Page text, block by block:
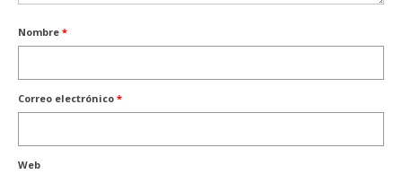
Nombre *
Correo electrónico *
Web